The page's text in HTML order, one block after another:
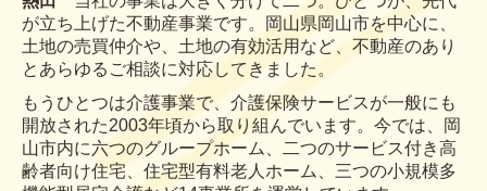
が立ち上げた不動産事業です。岡山県岡山市を中心に、
土地の売買仲介や、土地の有効活用など、 不動産のあり
とあらゆるご相談に対応してきました。
もうひとつは介護事業で、介護保険サービスが一般にも
開放された2003年頃から取り組 んでいます。今では、岡
山市内に六つのグループホーム、二つのサービス付き高
齢者向け住宅、 住宅型有料老人ホーム、三つの小規模多